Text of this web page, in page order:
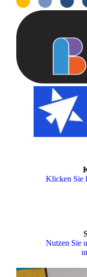
Klicken Sie
Nutzen Sie